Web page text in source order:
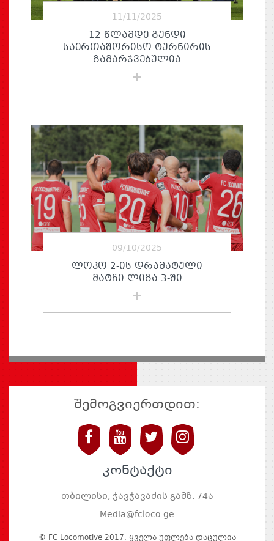
11/11/2025
12-ᲬᲚᲐᲛᲓᲔ ᲒᲣᲜᲓᲘ
ᲡᲐᲔᲠᲗᲐᲨᲝᲠᲘᲡᲝ ᲢᲣᲠᲜᲘᲠᲘᲡ
ᲒᲐᲛᲐᲠᲯᲕᲔᲑᲣᲚᲘᲐ
09/10/2025
ᲚᲝᲙᲝ 2-ᲘᲡ ᲓᲠᲐᲛᲐᲢᲣᲚᲘ
ᲛᲐᲢᲩᲘ ᲚᲘᲒᲐ 3-ᲨᲘ
შემოგვიერთდით:
კონტაქტი
თბილისი, ჭავჭავაძის გამზ. 74ა
Media@fcloco.ge
© FC Locomotive 2017. Ყველა Უფლება Დაცულია